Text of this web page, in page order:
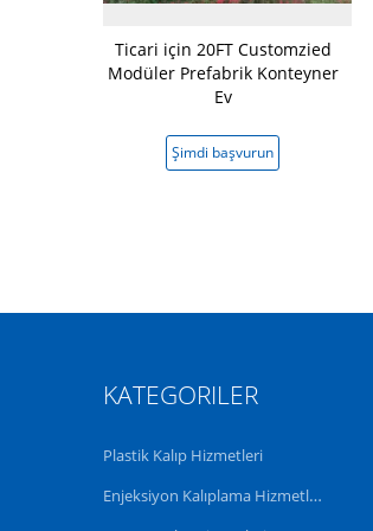
Ticari için 20FT Customzied
Modüler Prefabrik Konteyner
Ev
Şimdi başvurun
KATEGORILER
Plastik Kalıp Hizmetleri
Enjeksiyon Kalıplama Hizmetleri